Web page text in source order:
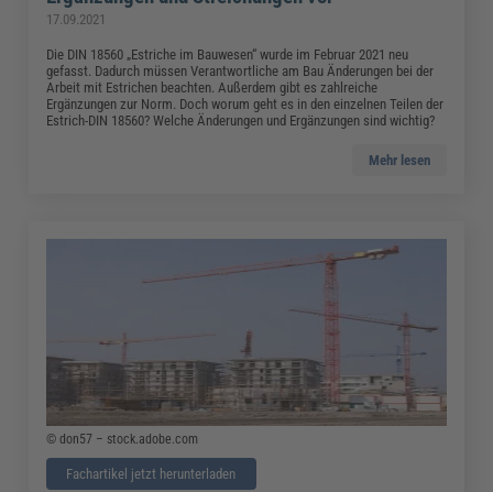
17.09.2021
Die DIN 18560 „Estriche im Bauwesen“ wurde im Februar 2021 neu
gefasst. Dadurch müssen Verantwortliche am Bau Änderungen bei der
Arbeit mit Estrichen beachten. Außerdem gibt es zahlreiche
Ergänzungen zur Norm. Doch worum geht es in den einzelnen Teilen der
Estrich-DIN 18560? Welche Änderungen und Ergänzungen sind wichtig?
Mehr lesen
© don57 – stock.adobe.com
Fachartikel jetzt herunterladen